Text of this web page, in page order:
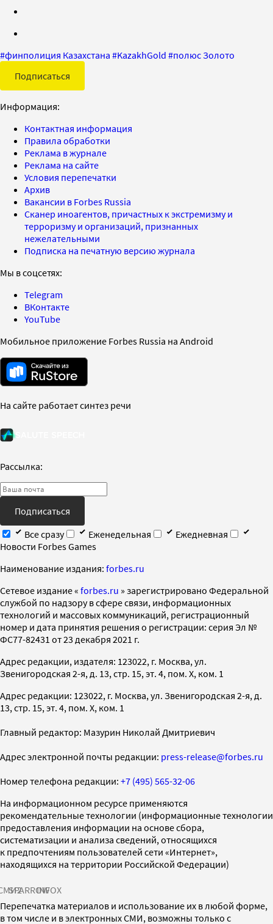
#финполиция Казахстана #KazakhGold #полюс Золото
Подписаться
Информация:
Контактная информация
Правила обработки
Реклама в журнале
Реклама на сайте
Условия перепечатки
Архив
Вакансии в Forbes Russia
Сканер иноагентов, причастных к экстремизму и
терроризму и организаций, признанных
нежелательными
Подписка на печатную версию журнала
Мы в соцсетях:
Telegram
ВКонтакте
YouTube
Мобильное приложение Forbes Russia на Android
На сайте работает синтез речи
Рассылка:
Подписаться
Все сразу
Еженедельная
Ежедневная
Новости Forbes Games
Наименование издания: forbes.ru
Cетевое издание « forbes.ru » зарегистрировано Федеральной
службой по надзору в сфере связи, информационных
технологий и массовых коммуникаций, регистрационный
номер и дата принятия решения о регистрации: серия Эл №
ФС77-82431 от 23 декабря 2021 г.
Адрес редакции, издателя: 123022, г. Москва, ул.
Звенигородская 2-я, д. 13, стр. 15, эт. 4, пом. X, ком. 1
Адрес редакции: 123022, г. Москва, ул. Звенигородская 2-я, д.
13, стр. 15, эт. 4, пом. X, ком. 1
Главный редактор: Мазурин Николай Дмитриевич
Адрес электронной почты редакции: press-release@forbes.ru
Номер телефона редакции: +7 (495) 565-32-06
На информационном ресурсе применяются
рекомендательные технологии (информационные технологии
предоставления информации на основе сбора,
систематизации и анализа сведений, относящихся
к предпочтениям пользователей сети «Интернет»,
находящихся на территории Российской Федерации)
SPARROWINFOX
Перепечатка материалов и использование их в любой форме,
в том числе и в электронных СМИ, возможны только с